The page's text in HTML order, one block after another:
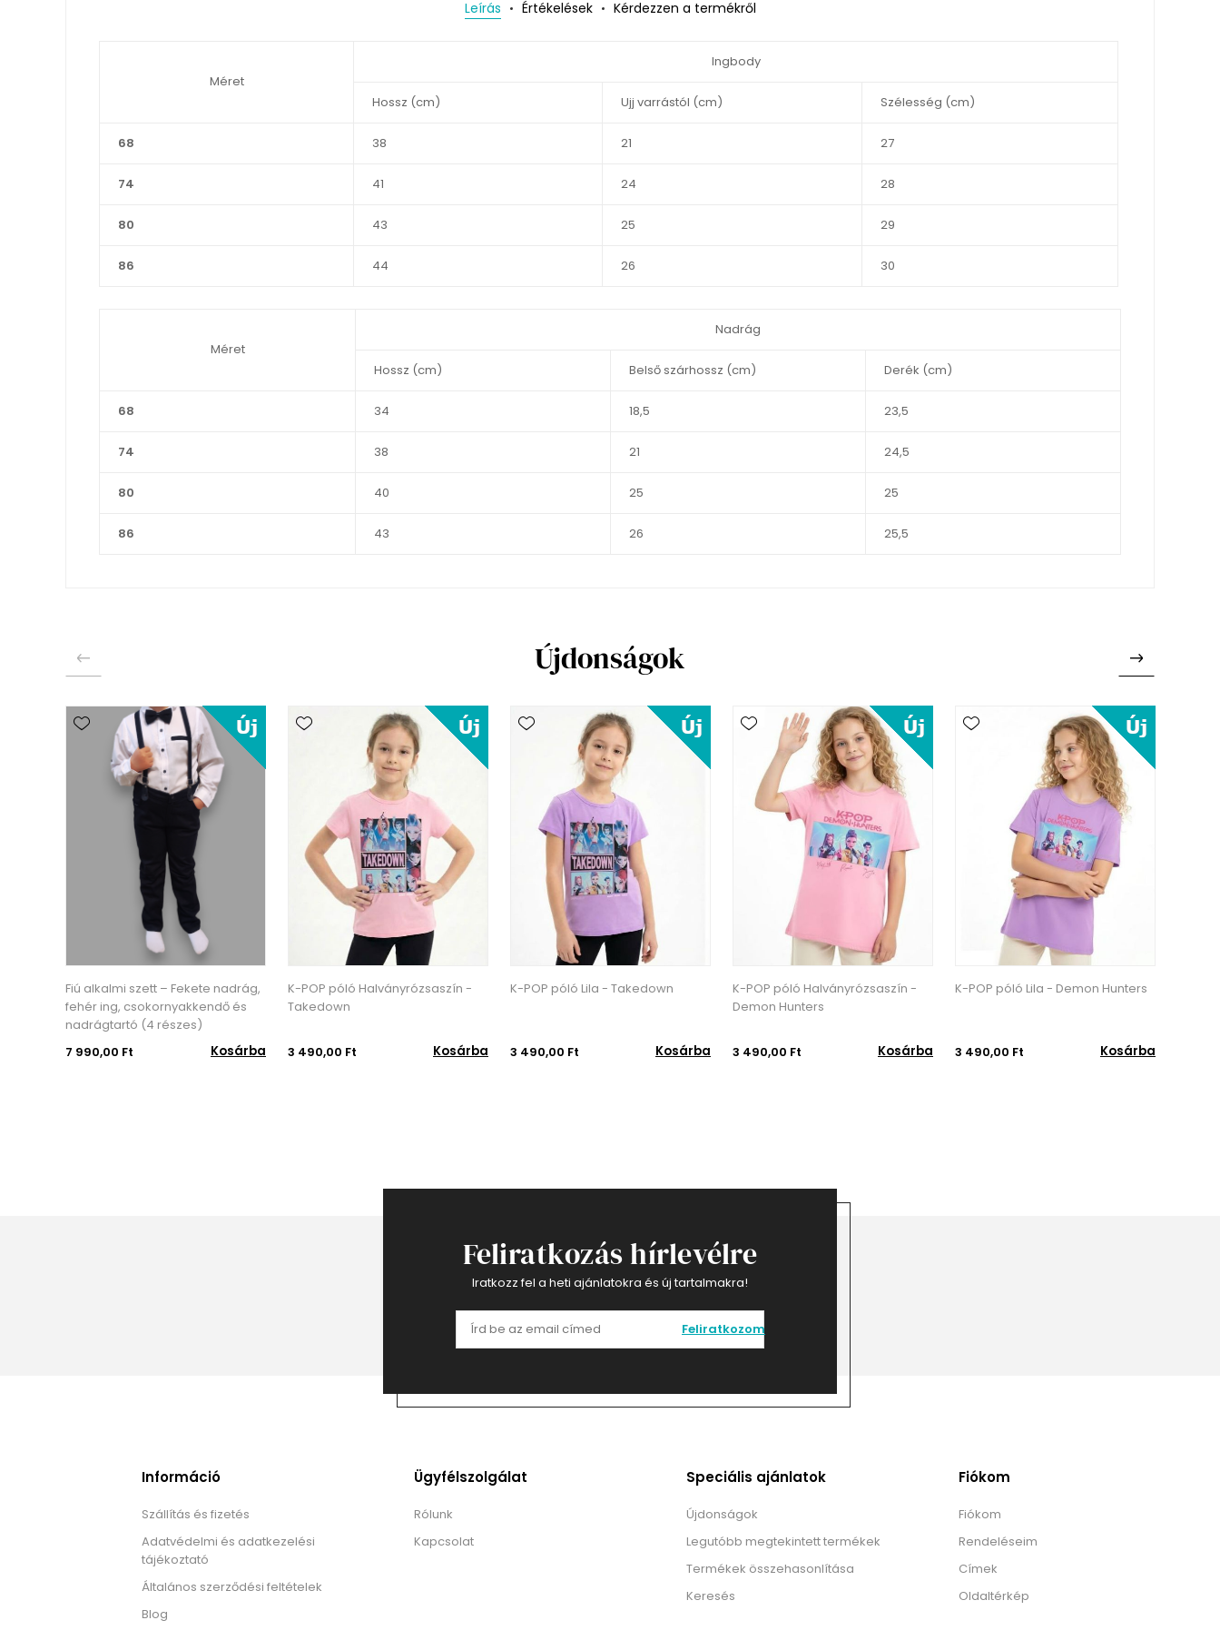
Leírás Értékelések Kérdezzen a termékről
Méret
Ingbody
Hossz (cm) Ujj varrástól (cm) Szélesség (cm)
68 38 21 27
74 41 24 28
80 43 25 29
86 44 26 30
Méret
Nadrág
Hossz (cm) Belső szárhossz (cm) Derék (cm)
68 34 18,5 23,5
74 38 21 24,5
80 40 25 25
86 43 26 25,5
Újdonságok
szett – Fekete nadrág,
ing, csokornyakkendő és
(4 részes)
Kosárba
K-POP póló Halványrózsaszín -
Takedown
3 490,00 Ft Kosárba
K-POP póló Lila - Takedown
3 490,00 Ft Kosárba
K-POP póló Halványrózsaszín -
Demon Hunters
3 490,00 Ft Kosárba
K-POP póló Lila - Demon Hunters
3 490,00 Ft Kosárba
K-POP póló Fehér -
3 490,00 Ft
Feliratkozás hírlevélre
Iratkozz fel a heti ajánlatokra és új tartalmakra!
Feliratkozom
Információ
Szállítás és fizetés
Adatvédelmi és adatkezelési
tájékoztató
Általános szerződési feltételek
Blog
Ügyfélszolgálat
Rólunk
Kapcsolat
Speciális ajánlatok
Újdonságok
Legutóbb megtekintett termékek
Termékek összehasonlítása
Keresés
Fiókom
Fiókom
Rendeléseim
Címek
Oldaltérkép